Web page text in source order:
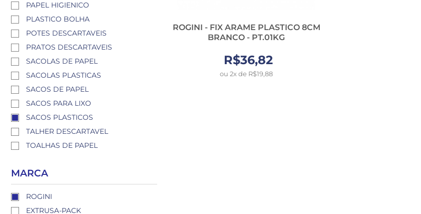
PAPEL HIGIENICO
PLASTICO BOLHA
POTES DESCARTAVEIS
PRATOS DESCARTAVEIS
SACOLAS DE PAPEL
SACOLAS PLASTICAS
SACOS DE PAPEL
SACOS PARA LIXO
SACOS PLASTICOS
TALHER DESCARTAVEL
TOALHAS DE PAPEL
MARCA
ROGINI
EXTRUSA-PACK
ROGINI - FIX ARAME PLASTICO 8CM
BRANCO - PT.01KG
R$36,82
ou 2x de R$19,88